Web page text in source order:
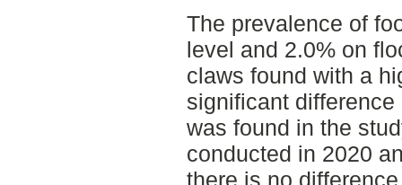
The prevalence of
level and 2.0% on
claws found with a
significant
was found in the
conducted in 2020
there is no